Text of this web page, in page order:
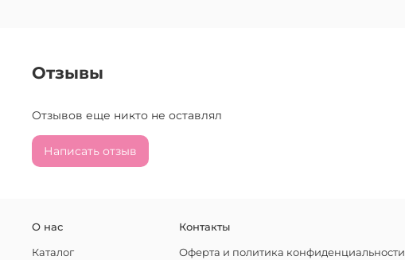
Отзывы
Отзывов еще никто не оставлял
Написать отзыв
О нас
Каталог
Контакты
Оферта и политика конфиденциальности